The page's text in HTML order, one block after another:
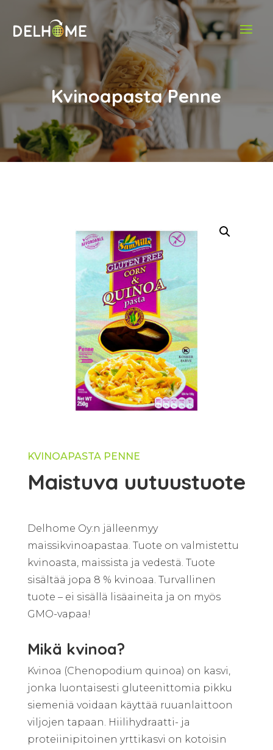
Kvinoapasta Penne
KVINOAPASTA PENNE
Maistuva uutuustuote
Delhome Oy:n jälleenmyy
maissikvinoapastaa. Tuote on valmistettu
kvinoasta, maissista ja vedestä. Tuote
sisältää jopa 8 % kvinoaa. Turvallinen
tuote – ei sisällä lisäaineita ja on myös
GMO-vapaa!
Mikä kvinoa?
Kvinoa (Chenopodium quinoa) on kasvi,
jonka luontaisesti gluteenittomia pikku
siemeniä voidaan käyttää ruuanlaittoon
viljojen tapaan. Hiilihydraatti- ja
proteiinipitoinen yrttikasvi on kotoisin